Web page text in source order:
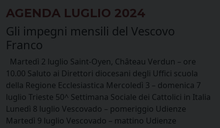
AGENDA LUGLIO 2024
Gli impegni mensili del Vescovo
Franco
Martedì 2 luglio Saint-Oyen, Château Verdun – ore
10.00 Saluto ai Direttori diocesani degli Uffici scuola
della Regione Ecclesiastica Mercoledì 3 – domenica 7
luglio Trieste 50^ Settimana Sociale dei Cattolici in Italia
Lunedì 8 luglio Vescovado – pomeriggio Udienze
Martedì 9 luglio Vescovado – mattino Udienze